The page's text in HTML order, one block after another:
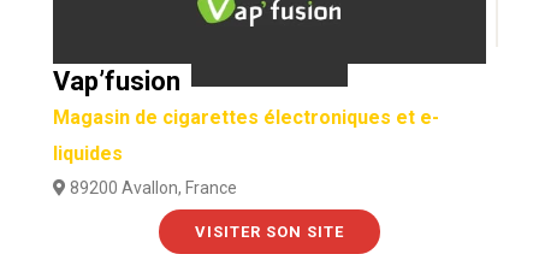
Vap’fusion
Magasin de cigarettes électroniques et e-
liquides
89200 Avallon, France
VISITER SON SITE